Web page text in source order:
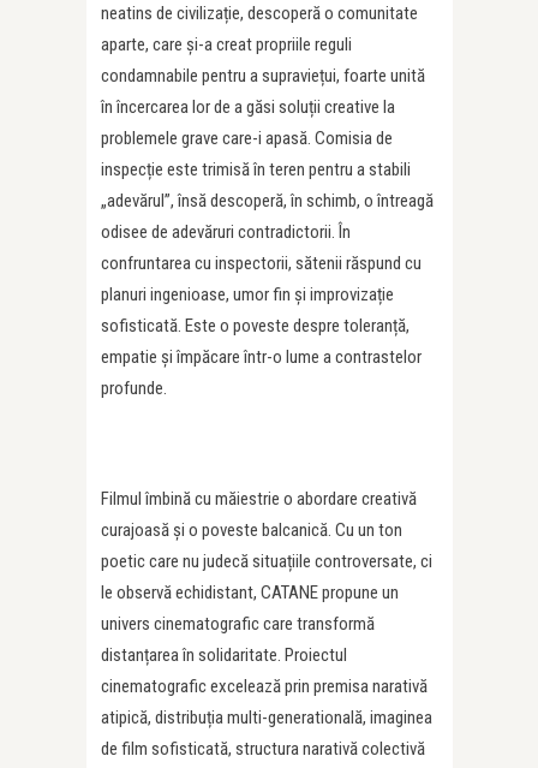
neatins de civilizație, descoperă o comunitate
aparte, care și-a creat propriile reguli
condamnabile pentru a supraviețui, foarte unită
în încercarea lor de a găsi soluții creative la
problemele grave care-i apasă. Comisia de
inspecție este trimisă în teren pentru a stabili
„adevărul”, însă descoperă, în schimb, o întreagă
odisee de adevăruri contradictorii. În
confruntarea cu inspectorii, sătenii răspund cu
planuri ingenioase, umor fin și improvizație
sofisticată. Este o poveste despre toleranță,
empatie și împăcare într-o lume a contrastelor
profunde.
Filmul îmbină cu măiestrie o abordare creativă
curajoasă și o poveste balcanică. Cu un ton
poetic care nu judecă situațiile controversate, ci
le observă echidistant, CATANE propune un
univers cinematografic care transformă
distanțarea în solidaritate. Proiectul
cinematografic excelează prin premisa narativă
atipică, distribuția multi-generatională, imaginea
de film sofisticată, structura narativă colectivă